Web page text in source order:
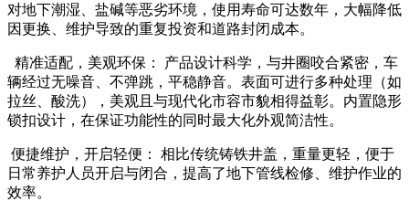
对地下潮湿、盐碱等恶劣环境，使用寿命可达数年，大幅降低
因更换、维护导致的重复投资和道路封闭成本。
精准适配，美观环保： 产品设计科学，与井圈咬合紧密，车
辆经过无噪音、不弹跳，平稳静音。表面可进行多种处理（如
拉丝、酸洗），美观且与现代化市容市貌相得益彰。内置隐形
锁扣设计，在保证功能性的同时最大化外观简洁性。
便捷维护，开启轻便： 相比传统铸铁井盖，重量更轻，便于
日常养护人员开启与闭合，提高了地下管线检修、维护作业的
效率。